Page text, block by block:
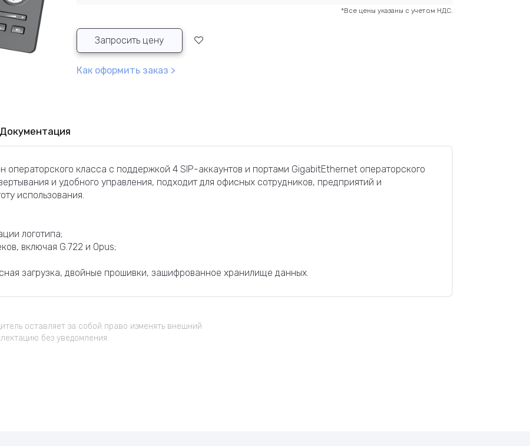
*Все цены указаны с учетом НДС.
Запросить цену
Как оформить заказ >
Документация
операторского класса с поддержкой 4 SIP-аккаунтов и портами GigabitEthernet операторского
и удобного управления, подходит для офисных сотрудников, предприятий и
использования.
логотипа;
включая G.722 и Opus;
загрузка, двойные прошивки, зашифрованное хранилище данных.
оставляет за собой право изменять внешний
без уведомления.